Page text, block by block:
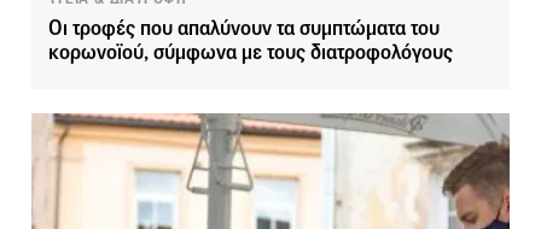
Οι τροφές που απαλύνουν τα συμπτώματα του
κορωνοϊού, σύμφωνα με τους διατροφολόγους